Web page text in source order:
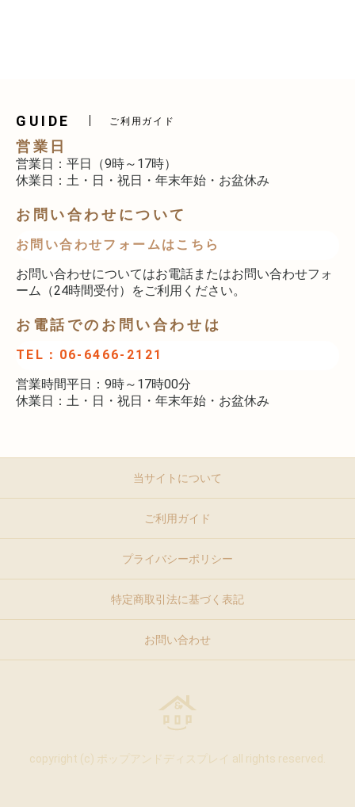
GUIDE ご利用ガイド
営業日
営業日：平日（9時～17時）
休業日：土・日・祝日・年末年始・お盆休み
お問い合わせについて
お問い合わせフォームはこちら
お問い合わせについてはお電話またはお問い合わせフォ
ーム（24時間受付）をご利用ください。
お電話でのお問い合わせは
TEL：06-6466-2121
営業時間平日：9時～17時00分
休業日：土・日・祝日・年末年始・お盆休み
当サイトについて
ご利用ガイド
プライバシーポリシー
特定商取引法に基づく表記
お問い合わせ
copyright (c) ポップアンドディスプレイ all rights reserved.